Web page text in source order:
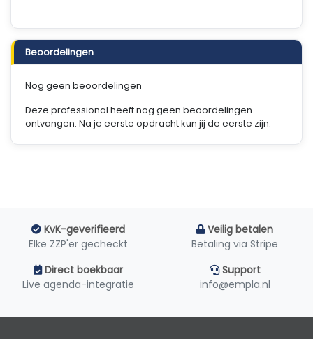
Beoordelingen
Nog geen beoordelingen
Deze professional heeft nog geen beoordelingen
ontvangen. Na je eerste opdracht kun jij de eerste zijn.
KvK-geverifieerd
Elke ZZP'er gecheckt
Veilig betalen
Betaling via Stripe
Direct boekbaar
Live agenda-integratie
Support
info@empla.nl